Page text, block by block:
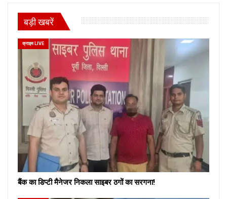
बड़ी खबरें
क्राइम LIVE
बैंक का डिप्टी मैनेजर निकला साइबर ठगों का सरगना!